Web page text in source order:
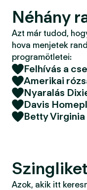
Néhány
Azt már tudod,
hova menjetek
programötletei:
Felhívás a
Amerikai
Nyaralás
Davis
Betty Virginia
Azok, akik itt